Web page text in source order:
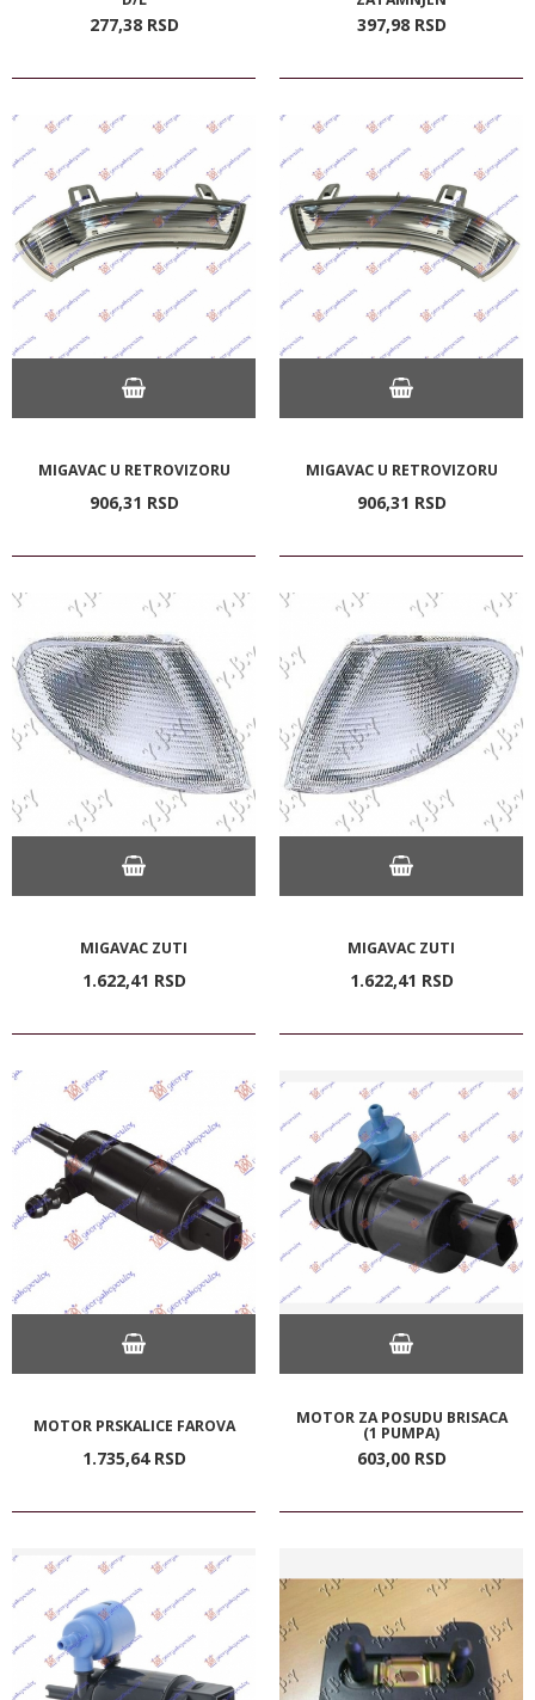
277,38 RSD 397,98 RSD
MIGAVAC U RETROVIZORU
906,31 RSD
MIGAVAC U RETROVIZORU
906,31 RSD
MIGAVAC ZUTI
1.622,41 RSD
MIGAVAC ZUTI
1.622,41 RSD
MOTOR PRSKALICE FAROVA
1.735,64 RSD
MOTOR ZA POSUDU BRISACA
(1 PUMPA)
603,00 RSD